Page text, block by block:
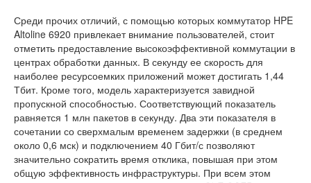
Среди прочих отличий, с помощью которых коммутатор HPE
Altoline 6920 привлекает внимание пользователей, стоит
отметить предоставление высокоэффективной коммутации в
центрах обработки данных. В секунду ее скорость для
наиболее ресурсоемких приложений может достигать 1,44
Тбит. Кроме того, модель характеризуется завидной
пропускной способностью. Соответствующий показатель
равняется 1 млн пакетов в секунду. Два эти показателя в
сочетании со сверхмалым временем задержки (в среднем
около 0,6 мск) и подключением 40 Гбит/с позволяют
значительно сократить время отклика, повышая при этом
общую эффективность инфраструктуры. При всем этом